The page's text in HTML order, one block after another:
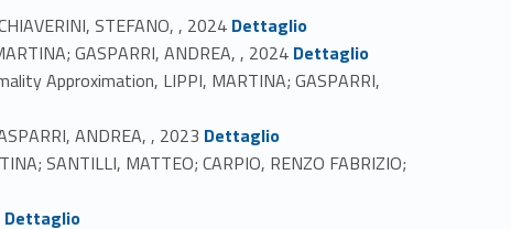
STEFANO, , 2024 Link identifier #identifier_person_34471-8
Dettaglio
GASPARRI, ANDREA, , 2024 Link identifier #identifier_person_30949-9
Dettaglio
Approximation, LIPPI, MARTINA; GASPARRI,
ANDREA, , 2023 Link identifier #identifier_person_124846-11
Dettaglio
SANTILLI, MATTEO; CARPIO, RENZO FABRIZIO;
Link identifier #identifier_person_166899-13
Dettaglio